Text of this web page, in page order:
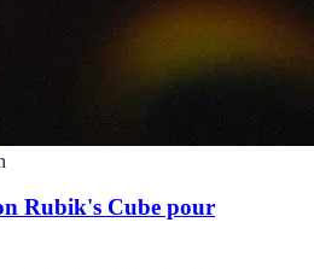
Rubik's Cube pour